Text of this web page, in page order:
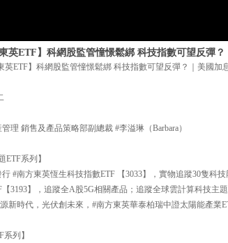
英ETF】科網股監管憧憬鬆綁 科技指數可望反彈
英ETF】科網股監管憧憬鬆綁 科技指數可望反彈？｜美國
理 銷售及產品策略部副總裁 #李溢琳（Barbara）
ETF系列】
#南方東英恆生科技指數ETF 【3033】，實物追蹤30隻科
【3193】，追蹤全A股5G相關產品；追蹤全球雲計算科技主
新時代，光伏創未來，#南方東英華泰柏瑞中證太陽能產業
系列】